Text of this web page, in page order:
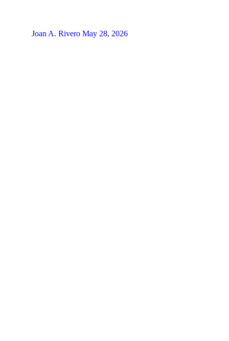
Joan A. Rivero May 28, 2026